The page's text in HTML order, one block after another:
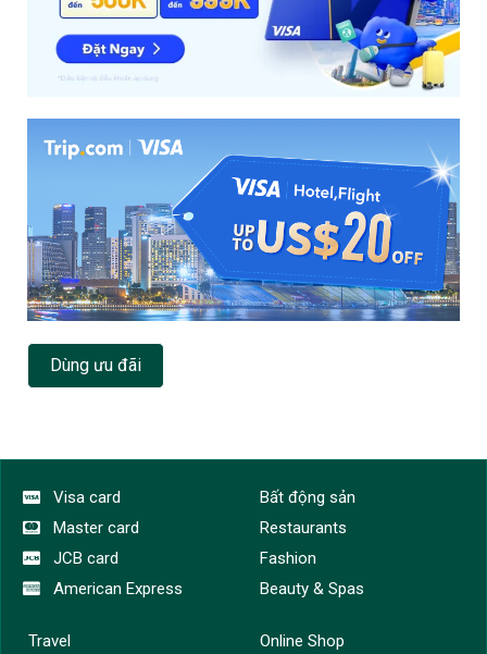
Dùng ưu đãi
Visa card
Master card
JCB card
American Express
Bất động sản
Restaurants
Fashion
Beauty & Spas
Travel
Online Shop